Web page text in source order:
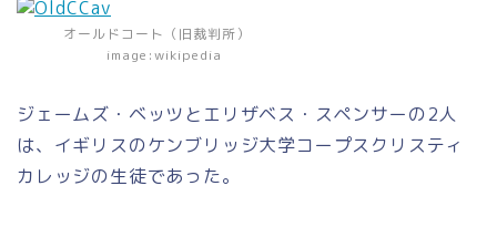
オールドコート（旧裁判所）
image:wikipedia
ジェームズ・ベッツとエリザベス・スペンサーの2人
は、イギリスのケンブリッジ大学コープスクリスティ
カレッジの生徒であった。